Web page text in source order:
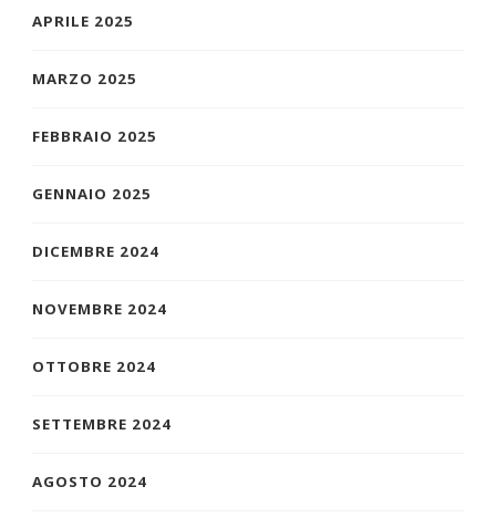
APRILE 2025
MARZO 2025
FEBBRAIO 2025
GENNAIO 2025
DICEMBRE 2024
NOVEMBRE 2024
OTTOBRE 2024
SETTEMBRE 2024
AGOSTO 2024